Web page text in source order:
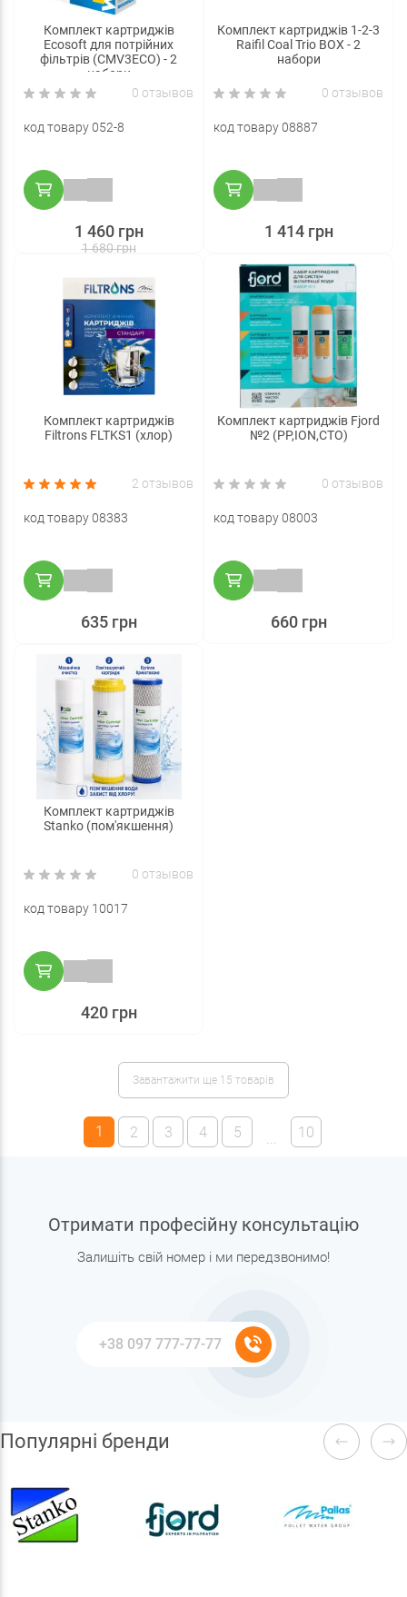
Комплект картриджів
Ecosoft для потрійних
фільтрів (CMV3ECO) - 2
набори
0 отзывов
код товару 052-8
1 680 грн
1 460 грн
Комплект картриджів 1-2-3
Raifil Coal Trio BOX - 2
набори
0 отзывов
код товару 08887
1 414 грн
Комплект картриджів
Filtrons FLTKS1 (хлор)
2 отзывов
код товару 08383
635 грн
Комплект картриджів Fjord
№2 (PP,ION,CTO)
0 отзывов
код товару 08003
660 грн
Комплект картриджів
Stanko (пом'якшення)
0 отзывов
код товару 10017
420 грн
Завантажити ще 15 товарів
1 2 3 4 5 ... 10
Отримати професійну консультацію
Залишіть свій номер і ми передзвонимо!
Популярні бренди